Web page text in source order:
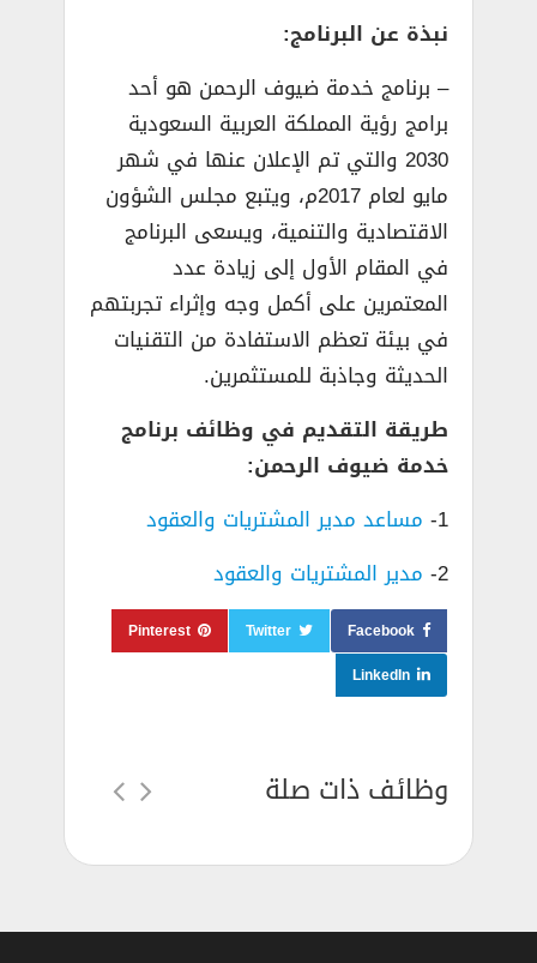
نبذة عن البرنامج:
– برنامج خدمة ضيوف الرحمن هو أحد
برامج رؤية المملكة العربية السعودية
2030 والتي تم الإعلان عنها في شهر
مايو لعام 2017م، ويتبع مجلس الشؤون
الاقتصادية والتنمية، ويسعى البرنامج
في المقام الأول إلى زيادة عدد
المعتمرين على أكمل وجه وإثراء تجربتهم
في بيئة تعظم الاستفادة من التقنيات
الحديثة وجاذبة للمستثمرين.
طريقة التقديم في وظائف برنامج
خدمة ضيوف الرحمن:
1- مساعد مدير المشتريات والعقود
2- مدير المشتريات والعقود
Facebook
Twitter
Pinterest
LinkedIn
وظائف ذات صلة